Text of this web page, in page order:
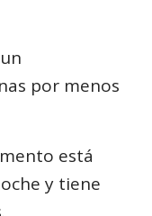
por menos
está
y tiene